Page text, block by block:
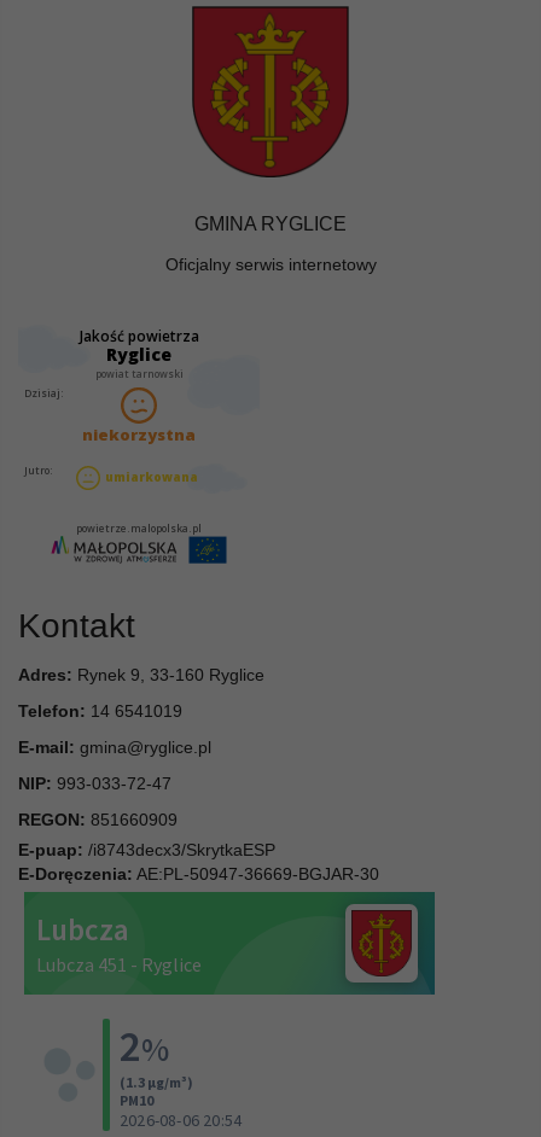
GMINA RYGLICE
Oficjalny serwis internetowy
Kontakt
Adres: Rynek 9, 33-160 Ryglice
Telefon: 14 6541019
E-mail: gmina@ryglice.pl
NIP: 993-033-72-47
REGON: 851660909
E-puap: /i8743decx3/SkrytkaESP
E-Doręczenia: AE:PL-50947-36669-BGJAR-30